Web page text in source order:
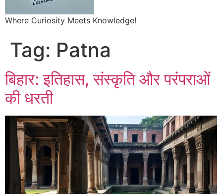
Where Curiosity Meets Knowledge!
Tag: Patna
बिहार: इतिहास, संस्कृति और परंपराओं
की धरती